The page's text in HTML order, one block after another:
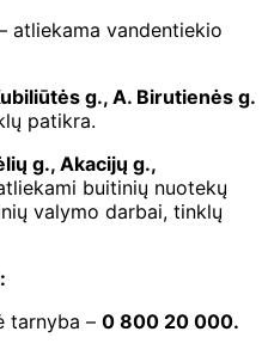
atliekama vandentiekio
g., A. Birutienės g.
patikra.
g., Akacijų g.,
buitinių nuotekų
valymo darbai, tinklų
tarnyba – 0 800 20 000.